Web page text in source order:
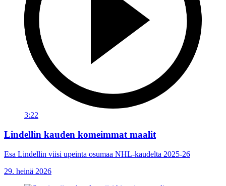
3:22
Lindellin kauden komeimmat maalit
Esa Lindellin viisi upeinta osumaa NHL-kaudelta 2025-26
29. heinä 2026